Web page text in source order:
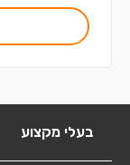
בעלי מקצוע